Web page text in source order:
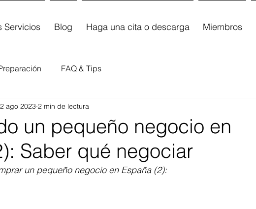
Servicios Blog Haga una cita o descarga Miembros
FAQ & Tips
un pequeño negocio en
Saber qué negociar
ago 2023 2 min de lectura
un pequeño negocio en España (2):